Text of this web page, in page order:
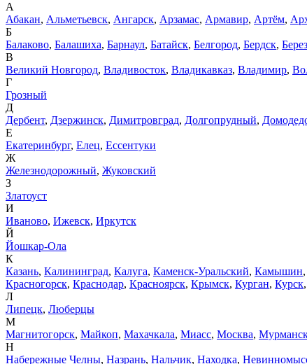
А
Абакан, Альметьевск, Ангарск, Арзамас, Армавир, Артём,
Б
Балаково, Балашиха, Барнаул, Батайск, Белгород, Бердск,
В
Великий Новгород, Владивосток, Владикавказ, Владимир,
Г
Грозный
Д
Дербент, Дзержинск, Димитровград, Долгопрудный,
Е
Екатеринбург, Елец, Ессентуки
Ж
Железнодорожный, Жуковский
З
Златоуст
И
Иваново, Ижевск, Иркутск
Й
Йошкар-Ола
К
Казань, Калининград, Калуга, Каменск-Уральский, Камышин,
Красногорск, Краснодар, Красноярск, Крымск, Курган, Курск,
Л
Липецк, Люберцы
М
Магнитогорск, Майкоп, Махачкала, Миасс, Москва,
Н
Набережные Челны, Назрань, Нальчик, Находка,